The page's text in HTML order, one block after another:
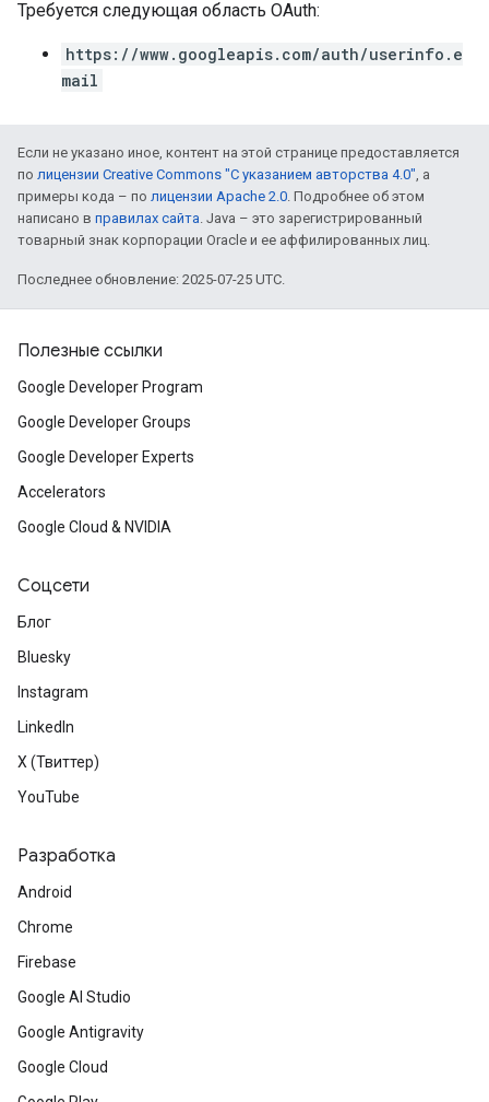
Требуется следующая область OAuth:
https://www.googleapis.com/auth/userinfo.e
mail
Если не указано иное, контент на этой странице предоставляется
по лицензии Creative Commons "С указанием авторства 4.0", а
примеры кода – по лицензии Apache 2.0. Подробнее об этом
написано в правилах сайта. Java – это зарегистрированный
товарный знак корпорации Oracle и ее аффилированных лиц.
Последнее обновление: 2025-07-25 UTC.
Полезные ссылки
Google Developer Program
Google Developer Groups
Google Developer Experts
Accelerators
Google Cloud & NVIDIA
Соцсети
Блог
Bluesky
Instagram
LinkedIn
X (Твиттер)
YouTube
Разработка
Android
Chrome
Firebase
Google AI Studio
Google Antigravity
Google Cloud